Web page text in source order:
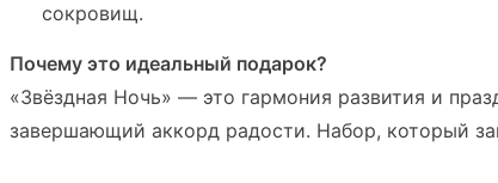
сокровищ.
Почему это идеальный подарок?
«Звёздная Ночь» — это гармония развития и
завершающий аккорд радости. Набор, который